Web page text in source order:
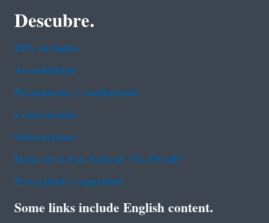
Descubre.
EPA en ingl‌és
Accesibilidad
Presupuesto y rendimiento
Contratación
Subvenciones
Datos de la Ley Federal "No FEAR"
Privacidad y seguridad
Some links include English content.